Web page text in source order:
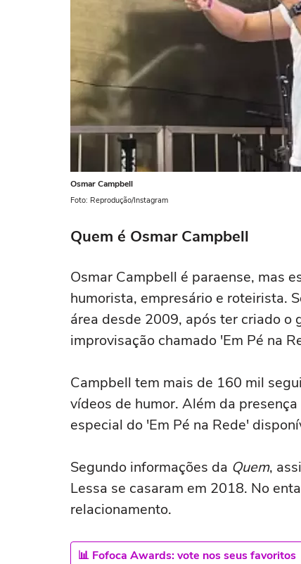
Osmar Campbell
Foto: Reprodução/Instagram
Quem é Osmar Campbell
Osmar Campbell é paraense, mas
humorista, empresário e roteirista.
área desde 2009, após ter criado
improvisação chamado 'Em Pé na
Campbell tem mais de 160 mil
vídeos de humor. Além da
especial do 'Em Pé na Rede'
Segundo informações da Quem,
Lessa se casaram em 2018. No
relacionamento.
📊 Fofoca Awards: vote nos seus favoritos